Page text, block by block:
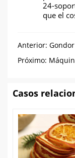
24-
que el
Anterior:
establecer una
Próximo:
Casos